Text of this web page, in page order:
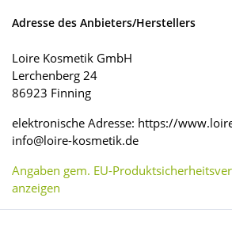
Adresse des Anbieters/Herstellers
Loire Kosmetik GmbH
Lerchenberg 24
86923 Finning
elektronische Adresse: https://
info@loire-kosmetik.de
Angaben gem. EU-
anzeigen